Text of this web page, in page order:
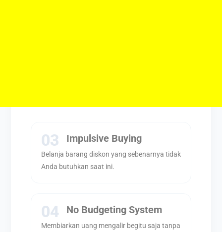
03 Impulsive Buying
Belanja barang diskon yang sebenarnya tidak
Anda butuhkan saat ini.
04 No Budgeting System
Membiarkan uang mengalir begitu saja tanpa